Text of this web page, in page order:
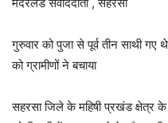
गुरुवार को पुजा से पूर्व तीन साथी
को ग्रामीणों ने बचाया
सहरसा जिले के महिषी प्रखंड क्षेत्र